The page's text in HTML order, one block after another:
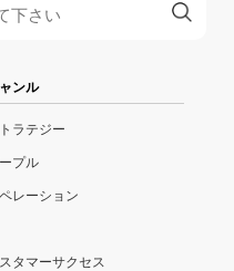
ンル
ラテジー
プル
レーション
タマーサクセス